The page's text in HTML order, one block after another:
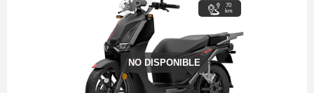
NO DISPONIBLE
70
km